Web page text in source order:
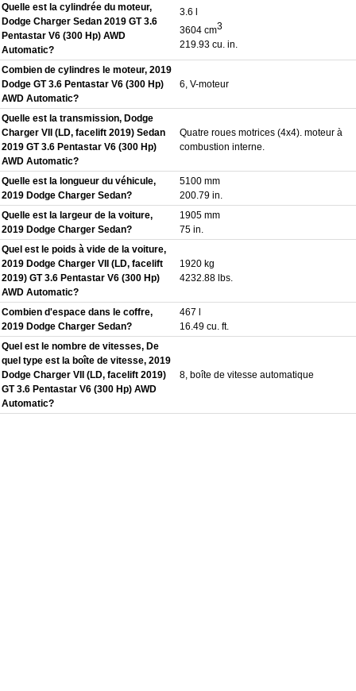
Quelle est la cylindrée du moteur,
Dodge Charger Sedan 2019 GT 3.6
Pentastar V6 (300 Hp) AWD
Automatic?
3.6 l
3604 cm3
219.93 cu. in.
Combien de cylindres le moteur, 2019
Dodge GT 3.6 Pentastar V6 (300 Hp)
AWD Automatic?
6, V-moteur
Quelle est la transmission, Dodge
Charger VII (LD, facelift 2019) Sedan
2019 GT 3.6 Pentastar V6 (300 Hp)
AWD Automatic?
Quatre roues motrices (4x4). moteur à
combustion interne.
Quelle est la longueur du véhicule,
2019 Dodge Charger Sedan?
5100 mm
200.79 in.
Quelle est la largeur de la voiture,
2019 Dodge Charger Sedan?
1905 mm
75 in.
Quel est le poids à vide de la voiture,
2019 Dodge Charger VII (LD, facelift
2019) GT 3.6 Pentastar V6 (300 Hp)
AWD Automatic?
1920 kg
4232.88 lbs.
Combien d'espace dans le coffre,
2019 Dodge Charger Sedan?
467 l
16.49 cu. ft.
Quel est le nombre de vitesses, De
quel type est la boîte de vitesse, 2019
Dodge Charger VII (LD, facelift 2019)
GT 3.6 Pentastar V6 (300 Hp) AWD
Automatic?
8, boîte de vitesse automatique